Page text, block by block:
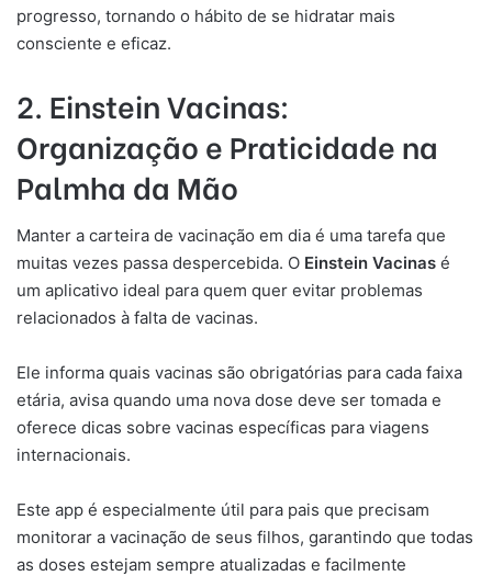
progresso, tornando o hábito de se hidratar mais
consciente e eficaz.
2. Einstein Vacinas:
Organização e Praticidade na
Palmha da Mão
Manter a carteira de vacinação em dia é uma tarefa que
muitas vezes passa despercebida. O Einstein Vacinas é
um aplicativo ideal para quem quer evitar problemas
relacionados à falta de vacinas.
Ele informa quais vacinas são obrigatórias para cada faixa
etária, avisa quando uma nova dose deve ser tomada e
oferece dicas sobre vacinas específicas para viagens
internacionais.
Este app é especialmente útil para pais que precisam
monitorar a vacinação de seus filhos, garantindo que todas
as doses estejam sempre atualizadas e facilmente